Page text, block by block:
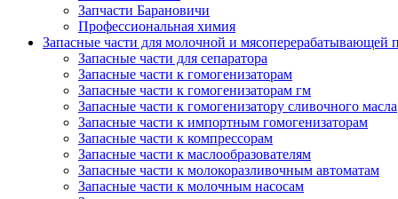
Запчасти Барановичи
Профессиональная химия
Запасные части для молочной и мясоперерабатывающей
Запасные части для сепаратора
Запасные части к гомогенизаторам
Запасные части к гомогенизаторам гм
Запасные части к гомогенизатору сливочного масла
Запасные части к импортным гомогенизаторам
Запасные части к компрессорам
Запасные части к маслообразователям
Запасные части к молокоразливочным автоматам
Запасные части к молочным насосам